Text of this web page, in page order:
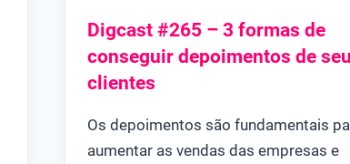
Digcast #265 – 3 formas de
conseguir depoimentos de
clientes
Os depoimentos são fundamentais
aumentar as vendas das empresas e